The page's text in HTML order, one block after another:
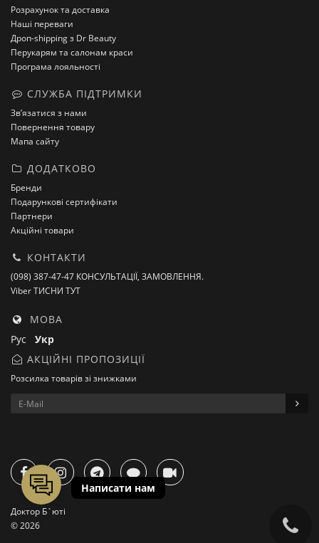
Розрахунок та доставка
Наші переваги
Дроп-shipping з Dr Beauty
Перукарям та салонам краси
Програма лояльності
СЛУЖБА ПІДТРИМКИ
Зв’язатися з нами
Повернення товару
Мапа сайту
ДОДАТКОВО
Бренди
Подарункові сертифікати
Партнери
Акційні товари
КОНТАКТИ
(098) 387-47-47 КОНСУЛЬТАЦІЇ, ЗАМОВЛЕННЯ.
Viber ТИСНИ ТУТ
МОВА
Рус Укр
АКЦІЙНІ ПРОПОЗИЦІЇ
Розсилка товарів зі знижками
Доктор Б`юті
© 2026